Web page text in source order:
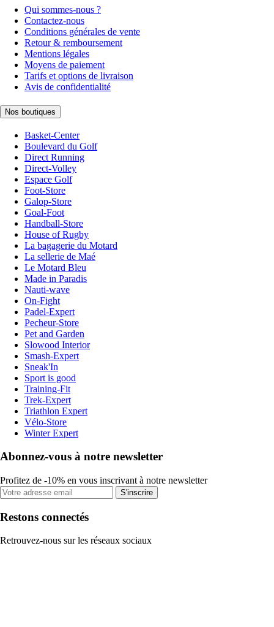
Qui sommes-nous ?
Contactez-nous
Conditions générales de vente
Retour & remboursement
Mentions légales
Moyens de paiement
Tarifs et options de livraison
Avis de confidentialité
Nos boutiques
Basket-Center
Boulevard du Golf
Direct Running
Direct-Volley
Espace Golf
Foot-Store
Galop-Store
Goal-Foot
Handball-Store
House of Rugby
La bagagerie du Motard
La sellerie de Maé
Le Motard Bleu
Made in Paradis
Nauti-wave
On-Fight
Padel-Expert
Pecheur-Store
Pet and Garden
Slowood Interior
Smash-Expert
Sneak'In
Sport is good
Training-Fit
Trek-Expert
Triathlon Expert
Vélo-Store
Winter Expert
Abonnez-vous à notre newsletter
Profitez de -10% en vous inscrivant à notre newsletter
S'inscrire
Restons connectés
Retrouvez-nous sur les réseaux sociaux